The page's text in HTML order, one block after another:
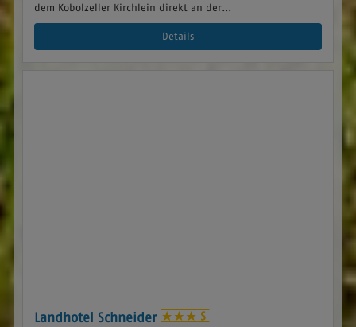
dem Kobolzeller Kirchlein direkt an der...
Details
Landhotel Schneider